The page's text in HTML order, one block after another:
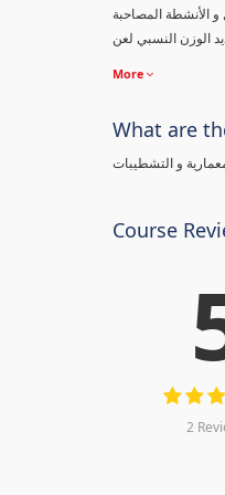
و الأنشطة المصاحبة
الوزن النسبي لعن
More
What are
و التشطيبات
Course
2